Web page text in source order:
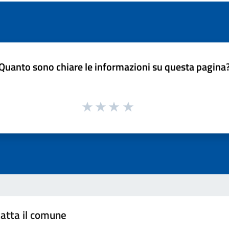
sono chiare le informazioni su questa
il comune